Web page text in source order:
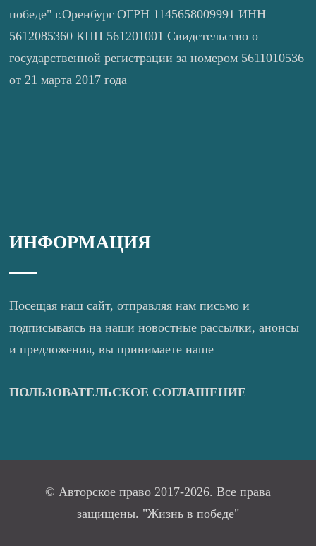
победе" г.Оренбург ОГРН 1145658009991 ИНН
5612085360 КПП 561201001 Свидетельство о
государственной регистрации за номером 5611010536
от 21 марта 2017 года
ИНФОРМАЦИЯ
Посещая наш сайт, отправляя нам письмо и
подписываясь на наши новостные рассылки, анонсы
и предложения, вы принимаете наше
ПОЛЬЗОВАТЕЛЬСКОЕ СОГЛАШЕНИЕ
© Авторское право 2017-2026. Все права
защищены. "Жизнь в победе"